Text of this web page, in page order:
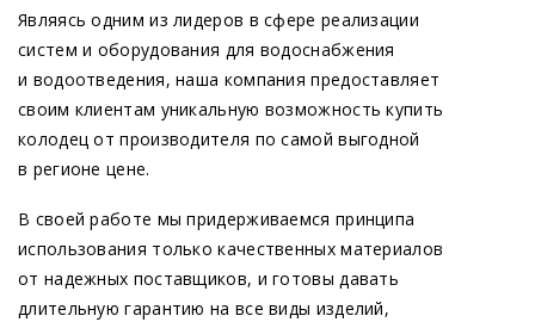
Являясь одним из лидеров в сфере реализации
систем и оборудования для водоснабжения
и водоотведения, наша компания предоставляет
своим клиентам уникальную возможность купить
колодец от производителя по самой выгодной
в регионе цене.
В своей работе мы придерживаемся принципа
использования только качественных материалов
от надежных поставщиков, и готовы давать
длительную гарантию на все виды изделий,